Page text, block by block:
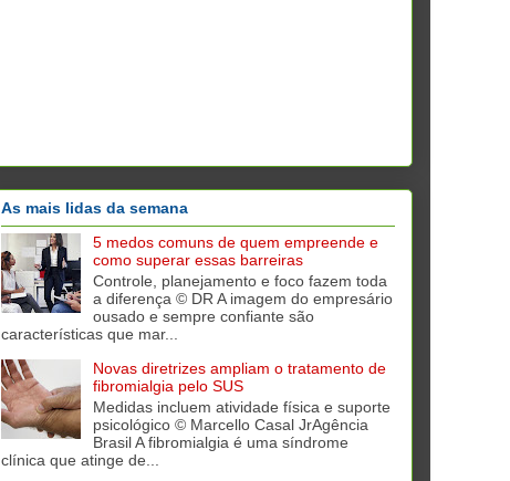
As mais lidas da semana
5 medos comuns de quem empreende e
como superar essas barreiras
Controle, planejamento e foco fazem toda
a diferença © DR A imagem do empresário
ousado e sempre confiante são
características que mar...
Novas diretrizes ampliam o tratamento de
fibromialgia pelo SUS
Medidas incluem atividade física e suporte
psicológico © Marcello Casal JrAgência
Brasil A fibromialgia é uma síndrome
clínica que atinge de...